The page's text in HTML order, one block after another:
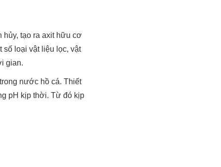
hủy, tạo ra axit hữu cơ
số loại vật liệu lọc, vật
gian.
nước hồ cá. Thiết
pH kịp thời. Từ đó kịp